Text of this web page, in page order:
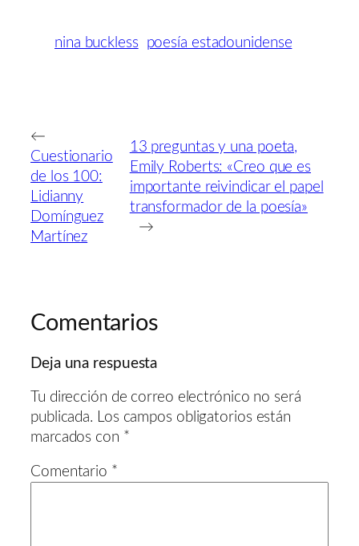
nina buckless poesía estadounidense
←
Cuestionario
de los 100:
Lidianny
Domínguez
Martínez
13 preguntas y una poeta,
Emily Roberts: «Creo que es
importante reivindicar el papel
transformador de la poesía»
→
Comentarios
Deja una respuesta
Tu dirección de correo electrónico no será
publicada.
Los campos obligatorios están
marcados con *
Comentario *